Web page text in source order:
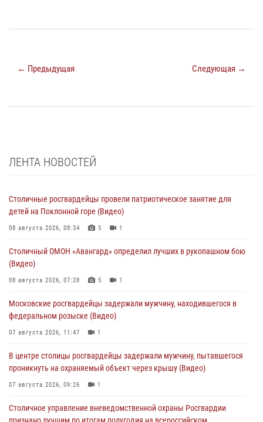
← Предыдущая Следующая →
ЛЕНТА НОВОСТЕЙ
Столичные росгвардейцы провели патриотическое занятие для
детей на Поклонной горе (Видео)
08 августа 2026, 08:34 5 1
Столичный ОМОН «Авангард» определил лучших в рукопашном бою
(Видео)
08 августа 2026, 07:28 5 1
Московские росгвардейцы задержали мужчину, находившегося в
федеральном розыске (Видео)
07 августа 2026, 11:47 1
В центре столицы росгвардейцы задержали мужчину, пытавшегося
проникнуть на охраняемый объект через крышу (Видео)
07 августа 2026, 09:26 1
Столичное управление вневедомственной охраны Росгвардии
признано лучшим по итогам полугодия на всероссийском